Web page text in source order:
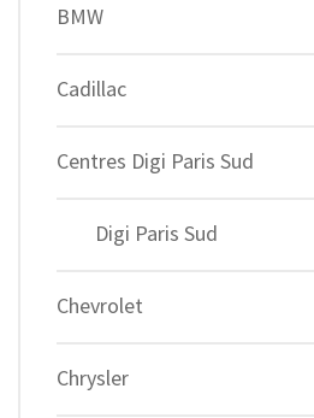
BMW
Cadillac
Centres Digi Paris Sud
Digi Paris Sud
Chevrolet
Chrysler